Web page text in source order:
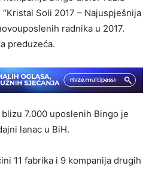
Soli 2017 – Najuspješnija
radnika u 2017.
preduzeća.
7.000 uposlenih Bingo je
lanac u BiH.
11 fabrika i 9 kompanija drugih